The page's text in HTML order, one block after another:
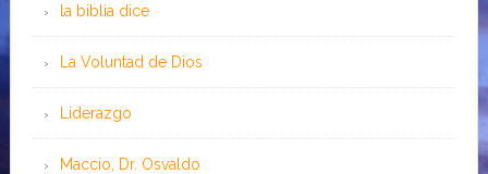
la biblia dice
La Voluntad de Dios
Liderazgo
Maccio, Dr. Osvaldo